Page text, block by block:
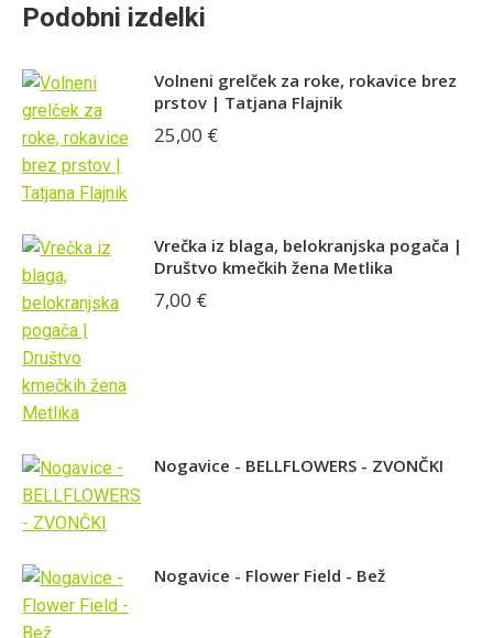
Podobni izdelki
Volneni grelček za roke, rokavice brez
prstov | Tatjana Flajnik
25,00 €
Vrečka iz blaga, belokranjska pogača |
Društvo kmečkih žena Metlika
7,00 €
Nogavice - BELLFLOWERS - ZVONČKI
Nogavice - Flower Field - Bež